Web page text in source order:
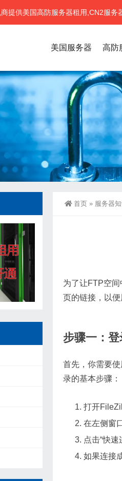
提供美国高防服务器租用,CN2服
美国服务器 高防
首页 » 服务器
为了让FTP空
页的链接，以便
步骤一：
首先，你需要
录的基本步骤：
打开
在左侧窗
点击“快速
如果连接